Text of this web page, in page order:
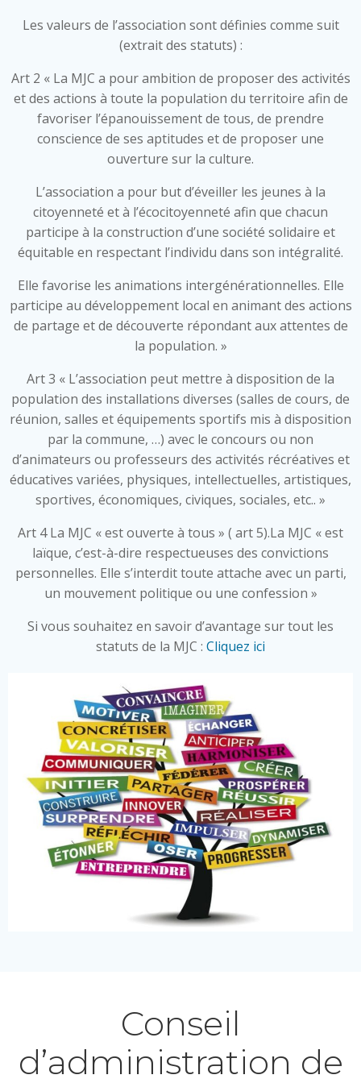
Les valeurs de l’association sont définies comme suit
(extrait des statuts) :
Art 2 « La MJC a pour ambition de proposer des activités
et des actions à toute la population du territoire afin de
favoriser l’épanouissement de tous, de prendre
conscience de ses aptitudes et de proposer une
ouverture sur la culture.
L’association a pour but d’éveiller les jeunes à la
citoyenneté et à l’écocitoyenneté afin que chacun
participe à la construction d’une société solidaire et
équitable en respectant l’individu dans son intégralité.
Elle favorise les animations intergénérationnelles. Elle
participe au développement local en animant des actions
de partage et de découverte répondant aux attentes de
la population. »
Art 3 « L’association peut mettre à disposition de la
population des installations diverses (salles de cours, de
réunion, salles et équipements sportifs mis à disposition
par la commune, …) avec le concours ou non
d’animateurs ou professeurs des activités récréatives et
éducatives variées, physiques, intellectuelles, artistiques,
sportives, économiques, civiques, sociales, etc.. »
Art 4 La MJC « est ouverte à tous » ( art 5).La MJC « est
laïque, c’est-à-dire respectueuses des convictions
personnelles. Elle s’interdit toute attache avec un parti,
un mouvement politique ou une confession »
Si vous souhaitez en savoir d’avantage sur tout les
statuts de la MJC : Cliquez ici
Conseil
d’administration de